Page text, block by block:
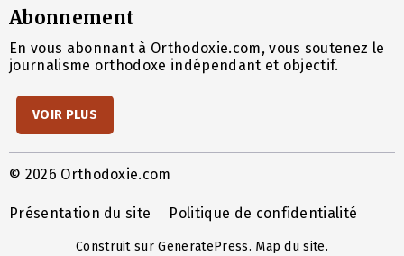
Abonnement
En vous abonnant à Orthodoxie.com, vous soutenez le
journalisme orthodoxe indépendant et objectif.
VOIR PLUS
© 2026 Orthodoxie.com
Présentation du site Politique de confidentialité
Construit surGeneratePress. Map du site.